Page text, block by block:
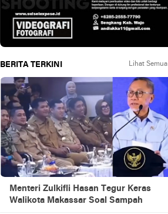
BERITA TERKINI Lihat Semua
Menteri Zulkifli Hasan Tegur Keras
Walikota Makassar Soal Sampah